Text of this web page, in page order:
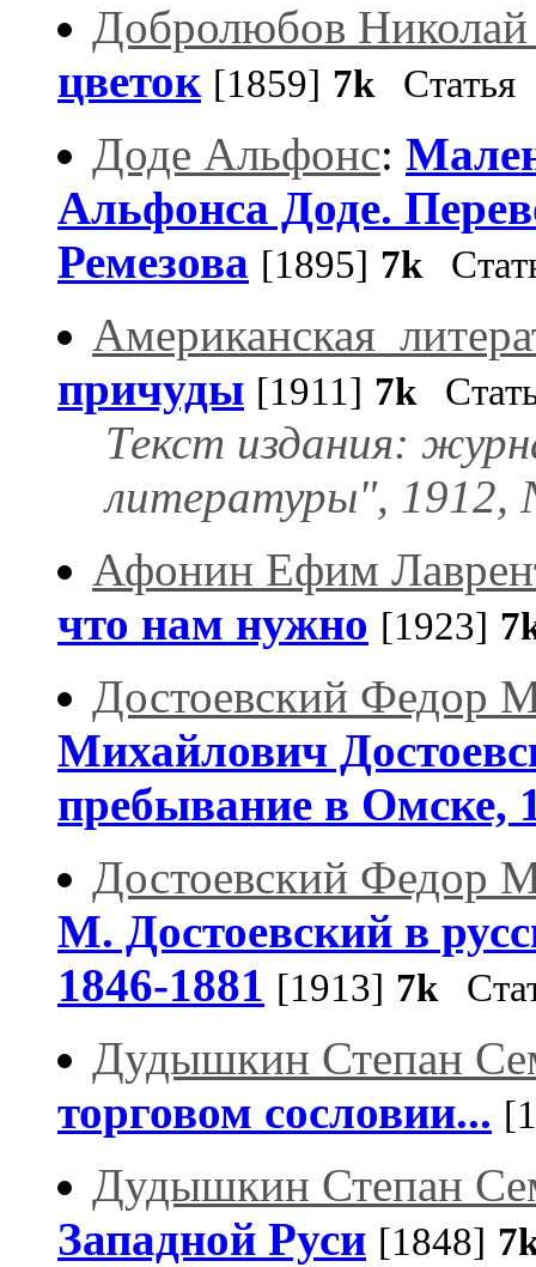
Добролюбов Николай
цветок [1859] 7kСтатья
Доде Альфонс:
Альфонса Доде.
Ремезова [1895] 7k
причуды [1911] 7k
Текст издания:
литературы", 1912,
Афонин Ефим
что нам нужно [1923]
Достоевский Федор
Михайлович
пребывание в Омске,
Достоевский Федор
М. Достоевский в
1846-1881 [1913] 7k
Дудышкин Степан
торговом сословии...
Дудышкин Степан
Западной Руси [1848]